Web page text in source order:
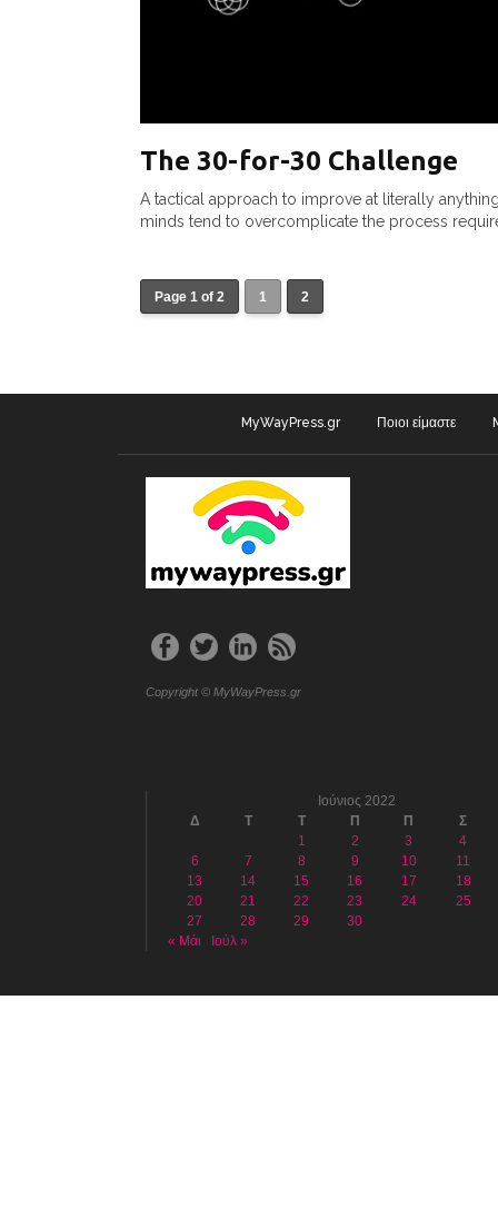
The 30-for-30 Challenge
A tactical approach to improve at literally
minds tend to overcomplicate the process
Page 1 of 2 1 2
MyWayPress.gr Ποιοι είμαστε
Copyright © MyWayPress.gr
Ιούνιος 2022
Δ
Τ Τ Π Π
Σ
1
2 3
4
6
7 8 9 10
11
13
14 15 16 17
18
20
21 22 23 24
25
27
28 29
30
« Μάι
Ιούλ »